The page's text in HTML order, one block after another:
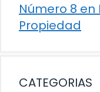
Número 8 en
Propiedad
CATEGORIAS